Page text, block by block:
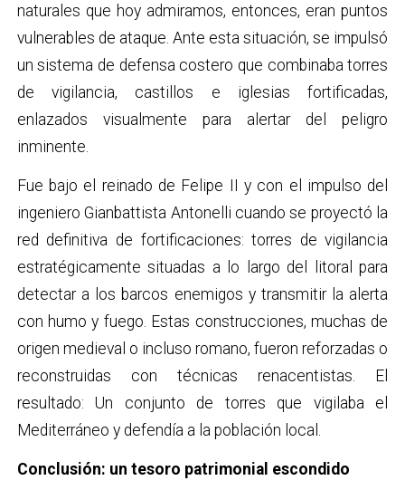
naturales que hoy admiramos, entonces, eran puntos
vulnerables de ataque. Ante esta situación, se impulsó
un sistema de defensa costero que combinaba torres
de vigilancia, castillos e iglesias fortificadas,
enlazados visualmente para alertar del peligro
inminente.
Fue bajo el reinado de Felipe II y con el impulso del
ingeniero Gianbattista Antonelli cuando se proyectó la
red definitiva de fortificaciones: torres de vigilancia
estratégicamente situadas a lo largo del litoral para
detectar a los barcos enemigos y transmitir la alerta
con humo y fuego. Estas construcciones, muchas de
origen medieval o incluso romano, fueron reforzadas o
reconstruidas con técnicas renacentistas. El
resultado: Un conjunto de torres que vigilaba el
Mediterráneo y defendía a la población local.
Conclusión: un tesoro patrimonial escondido